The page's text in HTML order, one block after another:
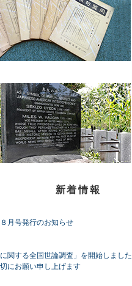
新着情報
月号発行のお知らせ
関する全国世論調査」を開始しました
にお願い申し上げます